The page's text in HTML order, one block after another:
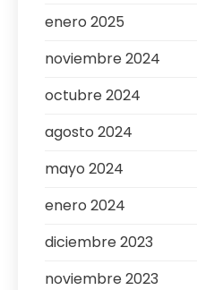
enero 2025
noviembre 2024
octubre 2024
agosto 2024
mayo 2024
enero 2024
diciembre 2023
noviembre 2023